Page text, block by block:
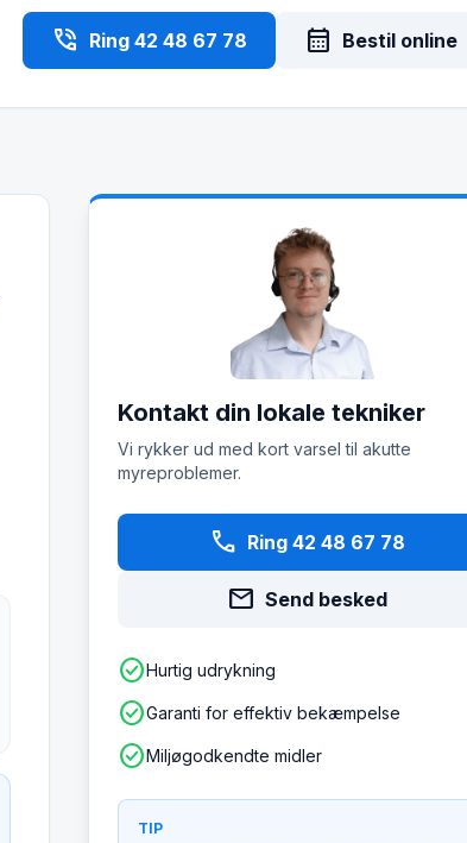
phone_in_talk Ring 42 48 67 78 calendar_month Bestil online
Kontakt din lokale tekniker
Vi rykker ud med kort varsel til akutte
myreproblemer.
phone Ring 42 48 67 78
mail Send besked
check_circleHurtig udrykning
check_circleGaranti for effektiv bekæmpelse
check_circleMiljøgodkendte midler
TIP